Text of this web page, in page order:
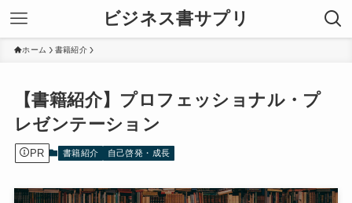
ビジネス書サプリ
ホーム 書籍紹介
【書籍紹介】プロフェッショナル・プ
レゼンテーション
PR 書籍紹介 自己啓発・成長